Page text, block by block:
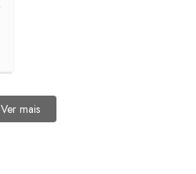
Ver mais